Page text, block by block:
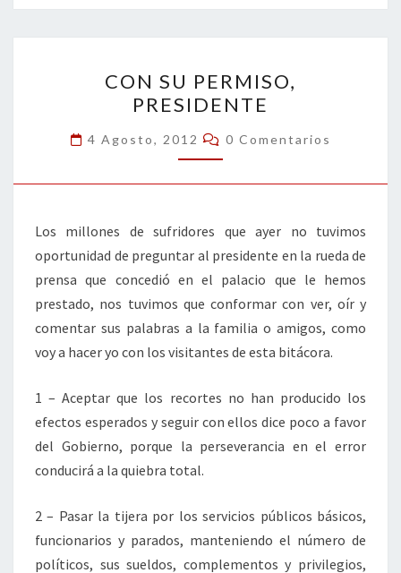
o
o
er dI
n
l
p
ar
tir
SU
PERMISO,
PRESIDENTE
CON SU PERMISO,
PRESIDENTE
4 Agosto, 2012 Comentarios
0 Comentarios
Los millones de sufridores que ayer no tuvimos
oportunidad de preguntar al presidente en la rueda de
prensa que concedió en el palacio que le hemos
prestado, nos tuvimos que conformar con ver, oír y
comentar sus palabras a la familia o amigos, como
voy a hacer yo con los visitantes de esta bitácora.
1 – Aceptar que los recortes no han producido los
efectos esperados y seguir con ellos dice poco a favor
del Gobierno, porque la perseverancia en el error
conducirá a la quiebra total.
2 – Pasar la tijera por los servicios públicos básicos,
funcionarios y parados, manteniendo el número de
políticos, sus sueldos, complementos y privilegios,